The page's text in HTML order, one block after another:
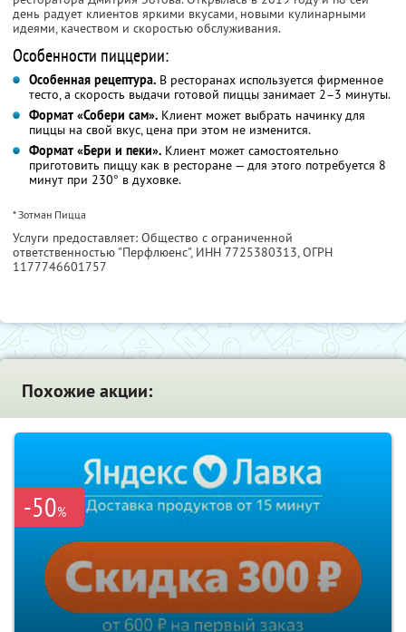
день радует клиентов яркими вкусами, новыми кулинарными
идеями, качеством и скоростью обслуживания.
Особенности пиццерии:
Особенная рецептура. В ресторанах используется фирменное
тесто, а скорость выдачи готовой пиццы занимает 2–3 минуты.
Формат «Собери сам». Клиент может выбрать начинку для
пиццы на свой вкус, цена при этом не изменится.
Формат «Бери и пеки». Клиент может самостоятельно
приготовить пиццу как в ресторане — для этого потребуется 8
минут при 230° в духовке.
* Зотман Пицца
Услуги предоставляет: Общество с ограниченной
ответственностью "Перфлюенс", ИНН 7725380313, ОГРН
1177746601757
Похожие акции:
-50%